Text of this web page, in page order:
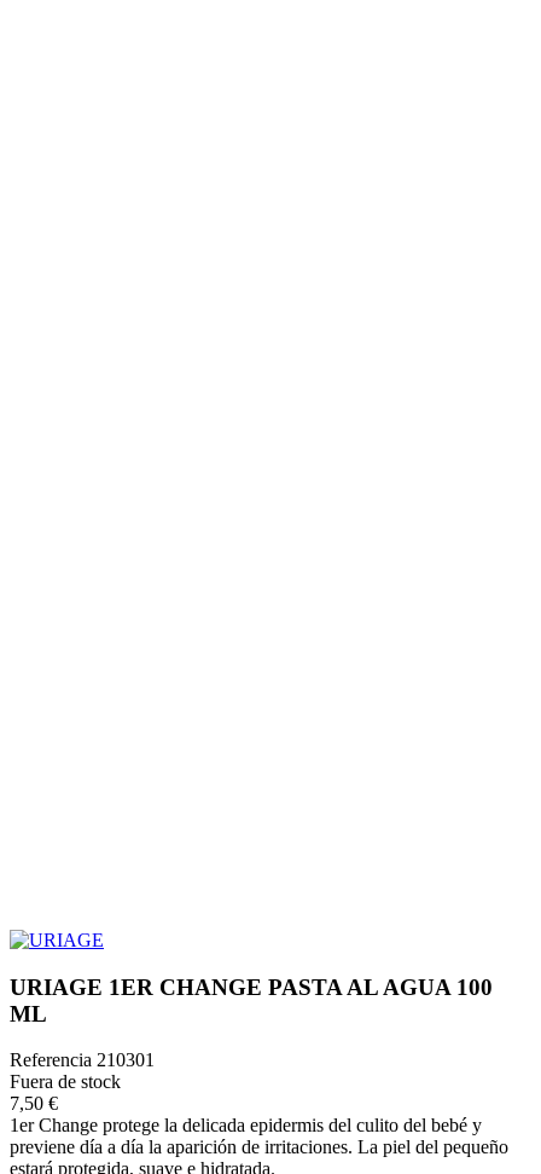
URIAGE 1ER CHANGE PASTA AL AGUA 100
ML
Referencia 210301
Fuera de stock
7,50 €
1er Change protege la delicada epidermis del culito del bebé y
previene día a día la aparición de irritaciones. La piel del pequeño
estará protegida, suave e hidratada.